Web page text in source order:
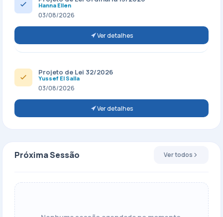
Hanna Ellen
03/08/2026
Ver detalhes
Projeto de Lei 32/2026
Yussef El Salla
03/08/2026
Ver detalhes
Próxima Sessão Ver todos